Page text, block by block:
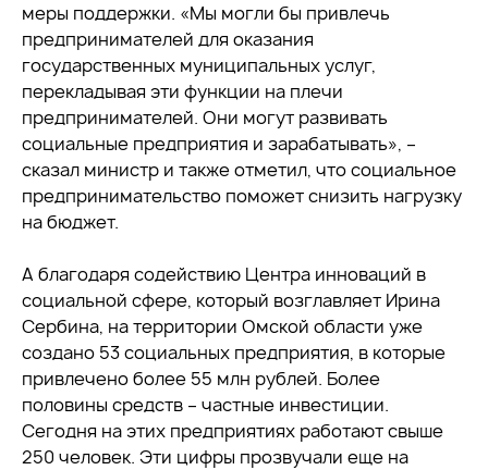
меры поддержки. «Мы могли бы привлечь
предпринимателей для оказания
государственных муниципальных услуг,
перекладывая эти функции на плечи
предпринимателей. Они могут развивать
социальные предприятия и зарабатывать», –
сказал министр и также отметил, что социальное
предпринимательство поможет снизить нагрузку
на бюджет.
А благодаря содействию Центра инноваций в
социальной сфере, который возглавляет Ирина
Сербина, на территории Омской области уже
создано 53 социальных предприятия, в которые
привлечено более 55 млн рублей. Более
половины средств – частные инвестиции.
Сегодня на этих предприятиях работают свыше
250 человек. Эти цифры прозвучали еще на